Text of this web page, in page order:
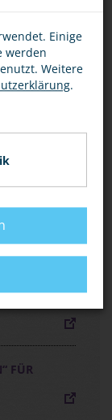
nutze eine
FÜR
FÜR
Einige
werden
Weitere
.